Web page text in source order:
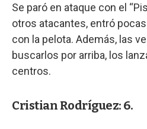
Se paró en ataque con el
otros atacantes, entró
con la pelota. Además, las
buscarlos por arriba, los
centros.
Cristian Rodríguez: 6.